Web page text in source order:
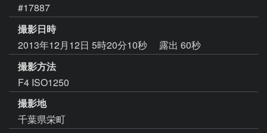
#17887
撮影日時
2013年12月12日 5時20分10秒
露出 60秒
撮影方法
F4 ISO1250
撮影地
千葉県栄町